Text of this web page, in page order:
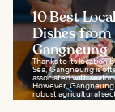
10 Best
Dishes from
Gangneung
Thanks to its location
Sea, Gangneung is
associated with
However, Gangneung
robust agricultural